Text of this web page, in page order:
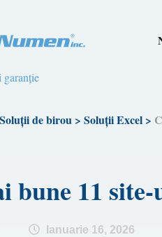
Soluții de birou> Soluții Excel>
bune 11
Ianuarie 16, 2026